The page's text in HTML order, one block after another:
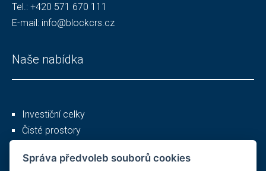
Tel.: +420 571 670 111
E-mail: info@blockcrs.cz
Naše nabídka
Investiční celky
Čisté prostory
Správa předvoleb souborů cookies